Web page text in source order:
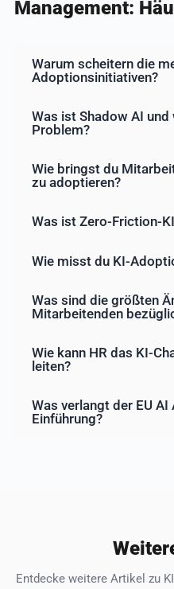
Management:
Warum scheitern die
Adoptionsinitiativen?
Was ist Shadow AI
Problem?
Wie bringst du
zu adoptieren?
Was ist Zero-Friction-
Wie misst du KI-
Was sind die größten
Mitarbeitenden
Wie kann HR das KI-
leiten?
Was verlangt der EU
Einführung?
Entdecke weitere Artikel zu